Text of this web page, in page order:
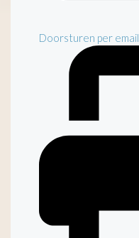
Doorsturen per email